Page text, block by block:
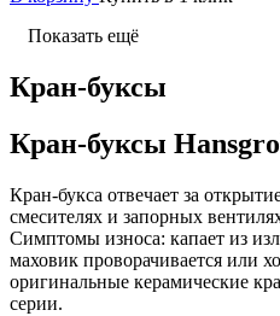
Показать ещё
Кран-буксы
Кран-буксы
Кран-букса отвечает за
смесителях и запорных
Симптомы износа: капает из
маховик проворачивается или
оригинальные керамические
серии.